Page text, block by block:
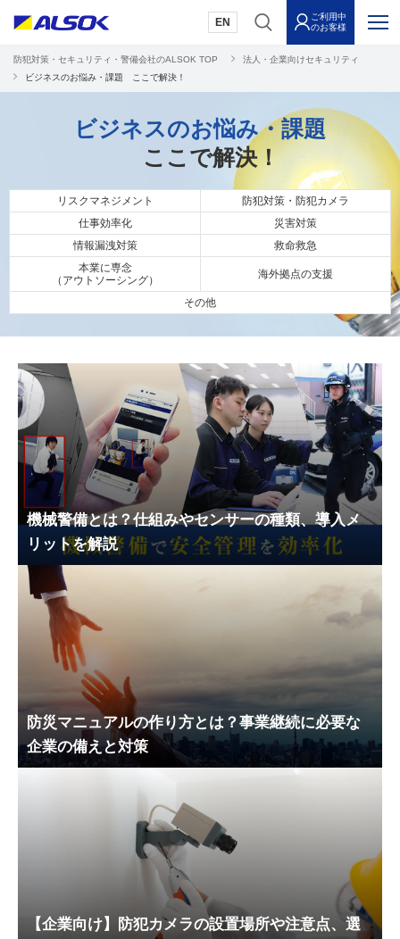
EN
ご利用中
のお客様
防犯対策・セキュリティ・警備会社のALSOK TOP
法人・企業向けセキュリティ
ビジネスのお悩み・課題 ここで解決！
ビジネスのお悩み・課題
ここで解決！
リスクマネジメント
防犯対策・防犯カメラ
仕事効率化
災害対策
情報漏洩対策
救命救急
本業に専念
（アウトソーシング）
海外拠点の支援
その他
機械警備とは？仕組みやセンサーの種類、導入メ
リットを解説
防災マニュアルの作り方とは？事業継続に必要な
企業の備えと対策
【企業向け】防犯カメラの設置場所や注意点、選